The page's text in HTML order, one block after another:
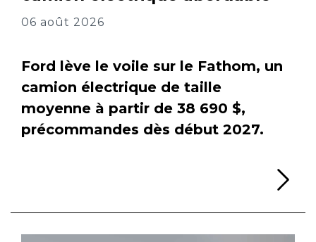
06 août 2026
Ford lève le voile sur le Fathom, un
camion électrique de taille
moyenne à partir de 38 690 $,
précommandes dès début 2027.